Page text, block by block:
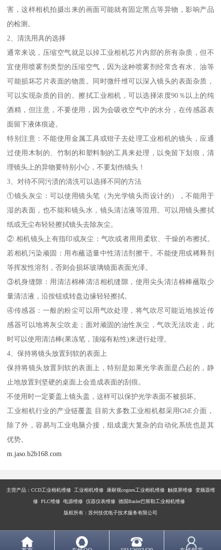
害，这样相机拍摄出来的画面可能就有固定黑点等异物，影响产品
的检测。
2、清洗用具的选择
通常来说，压缩空气就足以掉工业相机芯片内部的所有杂质，但不
宜使用喷雾剂类型的压缩空气，因为这种喷雾剂经常含有水、油等
可能损坏芯片表面的物质。同时微纤维可以深入镜头的表面杂质，
可以实现杂质的目的。擦拭工业相机，可以选择浓度90％以上的纯
酒精，但注意，不要使用，因为会吸收空气中的水分，在传感器表
面留下液体痕迹。
特别注意：不能使用金属工具或钳子去处理工业相机的镜头，应通
过使用木制的、竹制的和塑料制的工具来处理，以免留下划痕，清
理镜头上的异物要特别小心，不要划伤镜头！
3、对待不同污渍的清洗可以选择不同的方法
①镜头灰尘：可以使用镜头笔（为光学镜头而设计的），不能用于
湿的表面，也不能和镜头水，镜头清洁液等混用。可以用镜头擦拭
纸或无尘布轻轻擦拭镜头去除灰尘。
②.相机镜头上有指印或灰尘：气吹或者用用柔软、干燥的布擦拭。
若相机污染顽固：用布蘸适量中性清洁剂擦干。不能使用或稀释剂
等挥发性溶剂，否则会损坏玻璃镜面表面光泽。
③机身缝隙：用清洁棉棒清洁相机缝隙，使用尖头清洁棉棒蘸取少
量清洁液，沿按钮或转盘边缘轻轻擦拭。
④传感器：一般的粉尘可以用气吹处理，将气吹尽可能近地挨近传
感器可以地将灰尘吹走；面对顽固的油性灰尘，气吹无法吹走，此
时可以使用清洁棒(果冻笔，顶端有粘性)来进行处理。
4、保持将镜头放置到软的表面上
保持将镜头放置到软的表面上，特别是如果光学表面是凸起的，静
止地放置到坚硬的桌面上会造成表面的刮痕。
不使用时一定要盖上镜头盖，这样可以保护光学表面不被损坏。
工业相机行业的产业链覆盖 目前大多数工业相机都采用GbE介面，
除了外，容易与工业电脑介接，组成庞大复杂的自动化系统也是其
优势。
m.jaso.b2b168.com
主营产品： CCD工业相机维修 工业相机维修 康耐视cognex工业相机维修 触摸屏维修 变频器维
修 PLC维修 电源维修 仪器仪表维修 德国Basler巴斯勒工业相机维修
版权所有：苏州技优电子技术服务有限公司